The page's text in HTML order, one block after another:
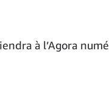
à l’Agora